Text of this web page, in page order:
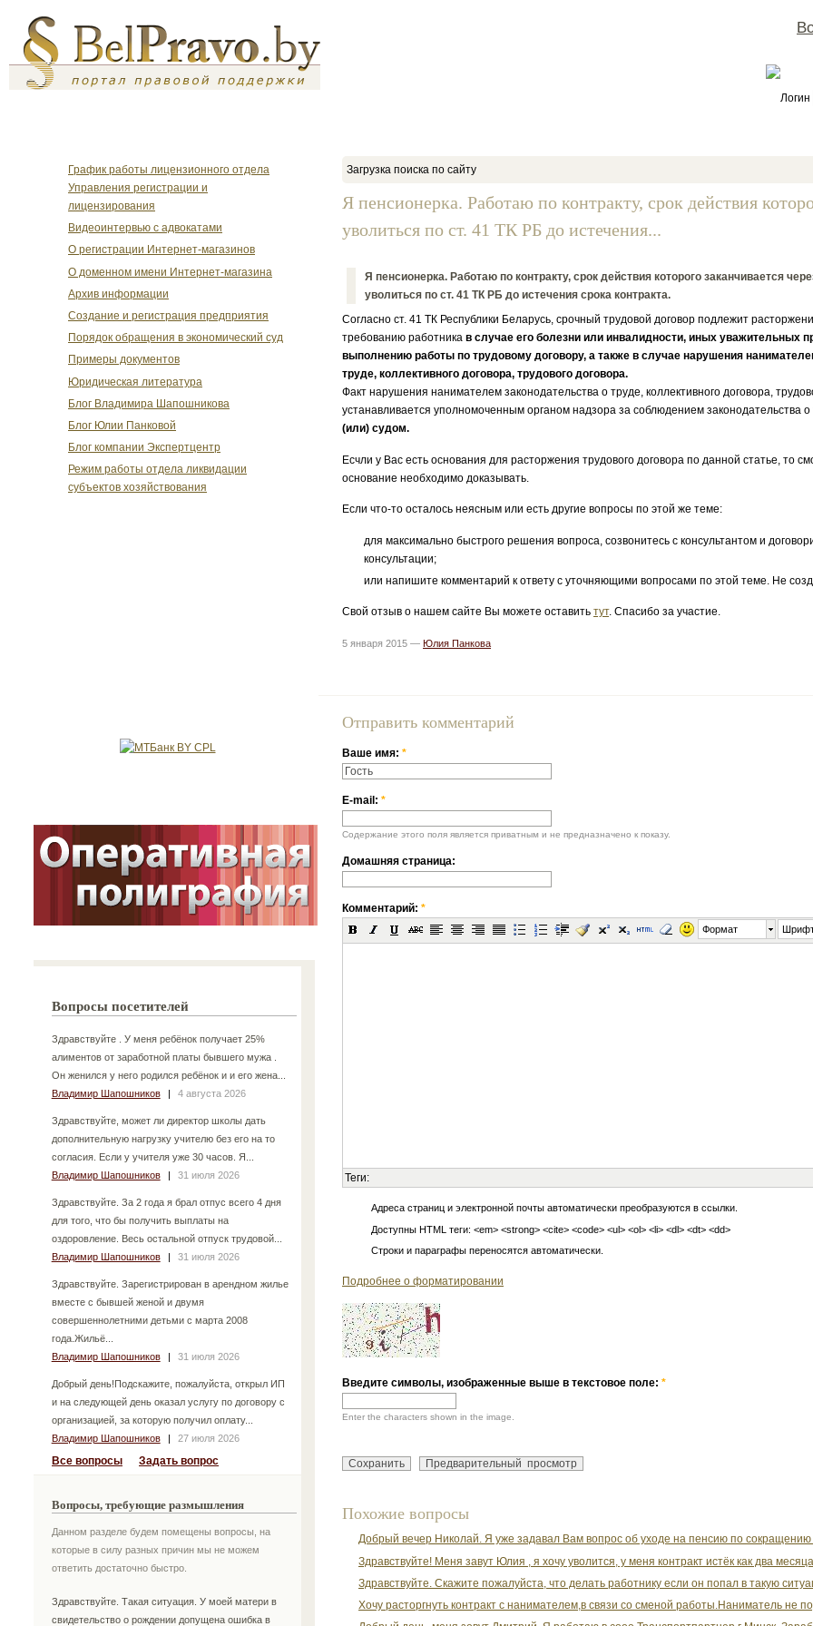
Логин
График работы лицензионного отдела
Управления регистрации и
лицензирования
Видеоинтервью с адвокатами
О регистрации Интернет-магазинов
О доменном имени Интернет-магазина
Архив информации
Создание и регистрация предприятия
Порядок обращения в экономический суд
Примеры документов
Юридическая литература
Блог Владимира Шапошникова
Блог Юлии Панковой
Блог компании Экспертцентр
Режим работы отдела ликвидации
субъектов хозяйствования
Вопросы посетителей
Здравствуйте . У меня ребёнок получает 25%
алиментов от заработной платы бывшего мужа .
Он женился у него родился ребёнок и и его жена...
Владимир Шапошников
| 4 августа 2026
Здравствуйте, может ли директор школы дать
дополнительную нагрузку учителю без его на то
согласия. Если у учителя уже 30 часов. Я...
Владимир Шапошников
| 31 июля 2026
Здравствуйте. За 2 года я брал отпус всего 4 дня
для того, что бы получить выплаты на
оздоровление. Весь остальной отпуск трудовой...
Владимир Шапошников
| 31 июля 2026
Здравствуйте. Зарегистрирован в арендном жилье
вместе с бывшей женой и двумя
совершеннолетними детьми с марта 2008
года.Жильё...
Владимир Шапошников
| 31 июля 2026
Добрый день!Подскажите, пожалуйста, открыл ИП
и на следующей день оказал услугу по договору с
организацией, за которую получил оплату...
Владимир Шапошников
| 27 июля 2026
Все вопросы Задать вопрос
Вопросы, требующие размышления
Данном разделе будем помещены вопросы, на
которые в силу разных причин мы не можем
ответить достаточно быстро.
Здравствуйте. Такая ситуация. У моей матери в
свидетельство о рождении допущена ошибка в
Загрузка поиска по сайту
Я пенсионерка. Работаю по контракту, срок действия
уволиться по ст. 41 ТК РБ до истечения...
Я пенсионерка. Работаю по контракту, срок действия которого заканчивается
уволиться по ст. 41 ТК РБ до истечения срока контракта.
Согласно ст. 41 ТК Республики Беларусь, срочный трудовой договор подлежит
требованию работника в случае его болезни или инвалидности, иных уважительных
выполнению работы по трудовому договору, а также в случае нарушения
труде, коллективного договора, трудового договора.
Факт нарушения нанимателем законодательства о труде, коллективного договора,
устанавливается уполномоченным органом надзора за соблюдением законодательства о
(или) судом.
Есчли у Вас есть основания для расторжения трудового договора по данной статье, то
основание необходимо доказывать.
Если что-то осталось неясным или есть другие вопросы по этой же теме:
для максимально быстрого решения вопроса, созвонитесь с консультантом и
консультации;
или напишите комментарий к ответу с уточняющими вопросами по этой теме. Не
Свой отзыв о нашем сайте Вы можете оставить тут. Спасибо за участие.
5 января 2015 — Юлия Панкова
Отправить комментарий
Ваше имя: *
E-mail: *
Содержание этого поля является приватным и не предназначено к показу.
Домашняя страница:
Комментарий: *
Формат
Теги:
Адреса страниц и электронной почты автоматически преобразуются в ссылки.
Доступны HTML теги: <em> <strong> <cite> <code> <ul> <ol> <li> <dl> <dt> <dd>
Строки и параграфы переносятся автоматически.
Подробнее о форматировании
Введите символы, изображенные выше в текстовое поле: *
Enter the characters shown in the image.
Похожие вопросы
Добрый вечер Николай. Я уже задавал Вам вопрос об уходе на пенсию по сокращению
Здравствуйте! Меня завут Юлия , я хочу уволится, у меня контракт истёк как два
Здравствуйте. Скажите пожалуйста, что делать работнику если он попал в такую
Хочу расторгнуть контракт с нанимателем,в связи со сменой работы.Наниматель не